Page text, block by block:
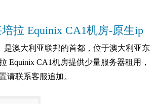
拉 Equinix CA1机房-原生ip
是澳大利亚联邦的首都，位于澳大利亚东
Equinix CA1机房提供少量服务器租用，
请联系客服追加。